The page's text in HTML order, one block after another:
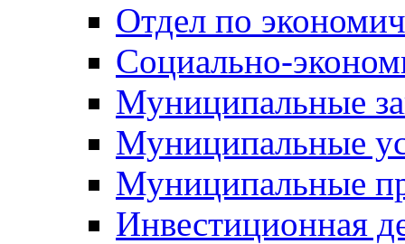
Отдел по
Социально-
Муниципальные
Муниципальные
Муниципальные
Инвестиционная